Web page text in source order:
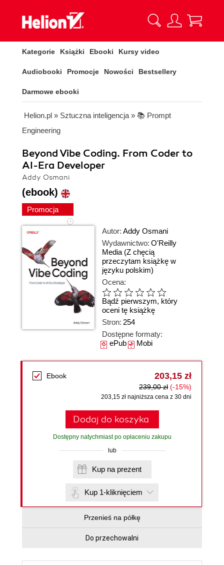
Kategorie Książki Ebooki Kursy video
Audiobooki Promocje Nowości Bestsellery
Darmowe ebooki
Helion.pl » Sztuczna inteligencja » 📚 Prompt
Engineering
Beyond Vibe Coding. From Coder to
AI-Era Developer
Addy Osmani
(ebook)
Promocja
Autor: Addy Osmani
Wydawnictwo: O'Reilly
Media (Z chęcią
przeczytam książkę w
języku polskim)
Ocena:
Bądź pierwszym, który
oceni tę książkę
Stron: 254
Dostępne formaty:
ePubMobi
Ebook 203,15 zł
239,00 zł (-15%)
203,15 zł najniższa cena z 30 dni
Dodaj do koszyka
Dostępny natychmiast po opłaceniu zakupu
lub
Kup na prezent
Kup 1-kliknięciem
Przenieś na półkę
Do przechowalni